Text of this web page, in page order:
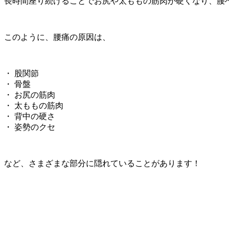
このように、腰痛の原因は、
・ 股関節
・ 骨盤
・ お尻の筋肉
・ 太ももの筋肉
・ 背中の硬さ
・ 姿勢のクセ
など、さまざまな部分に隠れていることがあります！